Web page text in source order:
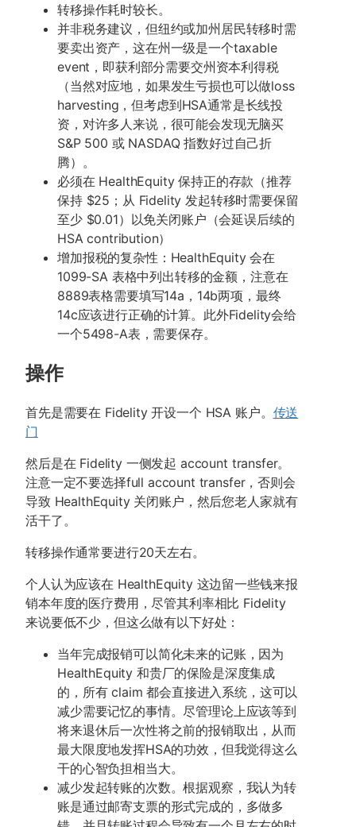
转移操作耗时较长。
并非税务建议，但纽约或加州居民转移时需
要卖出资产，这在州一级是一个taxable
event，即获利部分需要交州资本利得税
（当然对应地，如果发生亏损也可以做loss
harvesting，但考虑到HSA通常是长线投
资，对许多人来说，很可能会发现无脑买
S&P 500 或 NASDAQ 指数好过自己折
腾）。
必须在 HealthEquity 保持正的存款（推荐
保持 $25；从 Fidelity 发起转移时需要保留
至少 $0.01）以免关闭账户（会延误后续的
HSA contribution）
增加报税的复杂性：HealthEquity 会在
1099-SA 表格中列出转移的金额，注意在
8889表格需要填写14a，14b两项，最终
14c应该进行正确的计算。此外Fidelity会给
一个5498-A表，需要保存。
操作
首先是需要在 Fidelity 开设一个 HSA 账户。 传送
门
然后是在 Fidelity 一侧发起 account transfer。
注意一定不要选择full account transfer，否则会
导致 HealthEquity 关闭账户，然后您老人家就有
活干了。
转移操作通常要进行20天左右。
个人认为应该在 HealthEquity 这边留一些钱来报
销本年度的医疗费用，尽管其利率相比 Fidelity
来说要低不少，但这么做有以下好处：
当年完成报销可以简化未来的记账，因为
HealthEquity 和贵厂的保险是深度集成
的，所有 claim 都会直接进入系统，这可以
减少需要记忆的事情。尽管理论上应该等到
将来退休后一次性将之前的报销取出，从而
最大限度地发挥HSA的功效，但我觉得这么
干的心智负担相当大。
减少发起转账的次数。根据观察，我认为转
账是通过邮寄支票的形式完成的，多做多